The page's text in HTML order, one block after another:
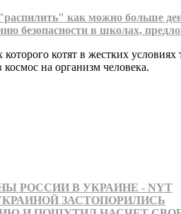
как можно больше
безопасности в школах,
котят в жестких
на организм человека.
РОССИИ В УКРАИНЕ - NYT
ЗАСТОПОРИЛИСЬ